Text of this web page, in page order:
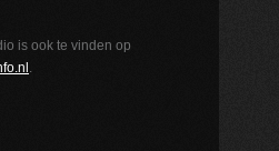
is ook te vinden op
.